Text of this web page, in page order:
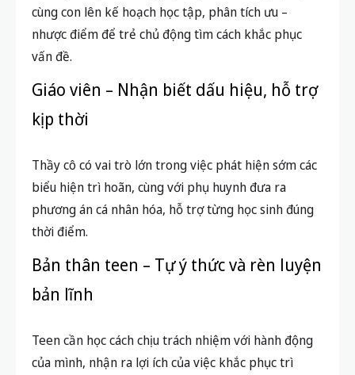
cùng con lên kế hoạch học tập, phân tích ưu –
nhược điểm để trẻ chủ động tìm cách khắc phục
vấn đề.
Giáo viên – Nhận biết dấu hiệu, hỗ trợ
kịp thời
Thầy cô có vai trò lớn trong việc phát hiện sớm các
biểu hiện trì hoãn, cùng với phụ huynh đưa ra
phương án cá nhân hóa, hỗ trợ từng học sinh đúng
thời điểm.
Bản thân teen – Tự ý thức và rèn luyện
bản lĩnh
Teen cần học cách chịu trách nhiệm với hành động
của mình, nhận ra lợi ích của việc khắc phục trì